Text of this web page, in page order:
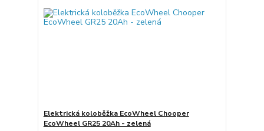
Elektrická koloběžka EcoWheel Chooper
EcoWheel GR25 20Ah - zelená